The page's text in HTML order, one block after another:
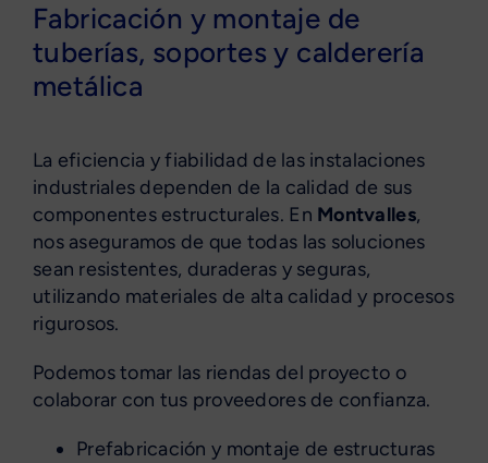
Fabricación y montaje de
tuberías, soportes y calderería
metálica
La eficiencia y fiabilidad de las instalaciones
industriales dependen de la calidad de sus
componentes estructurales. En Montvalles,
nos aseguramos de que todas las soluciones
sean resistentes, duraderas y seguras,
utilizando materiales de alta calidad y procesos
rigurosos.
Podemos tomar las riendas del proyecto o
colaborar con tus proveedores de confianza.
Prefabricación y montaje de estructuras